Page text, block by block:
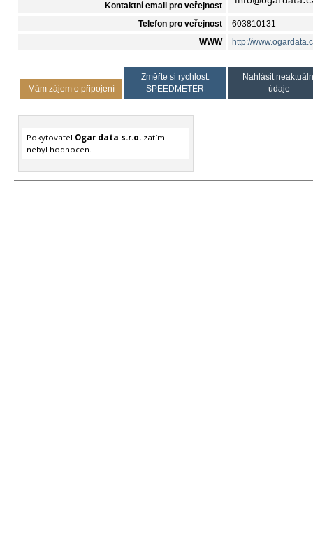
Kontaktní email pro veřejnost
Telefon pro veřejnost 603810131
WWW http://
Mám zájem o připojení
Změřte si rychlost:
SPEEDMETER
Nahlásit
údaje
Pokytovatel Ogar data s.r.o.zatím
nebyl hodnocen.